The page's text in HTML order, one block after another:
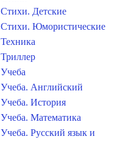
Стихи. Детские
Стихи. Юмористические
Техника
Триллер
Учеба
Учеба. Английский
Учеба. История
Учеба. Математика
Учеба. Русский язык и